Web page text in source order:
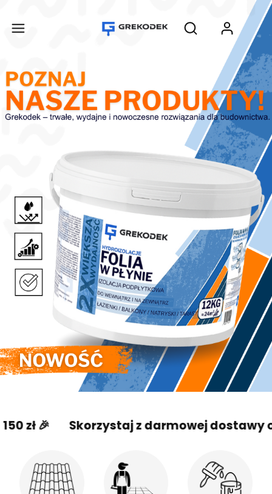
Otwórz
Skorzystaj z darmowej dostawy od 150